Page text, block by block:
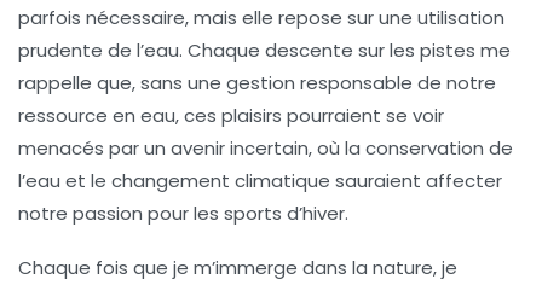
parfois nécessaire, mais elle repose sur une utilisation
prudente de l’eau. Chaque descente sur les pistes me
rappelle que, sans une gestion responsable de notre
ressource en eau, ces plaisirs pourraient se voir
menacés par un avenir incertain, où la conservation de
l’eau et le changement climatique sauraient affecter
notre passion pour les sports d’hiver.
Chaque fois que je m’immerge dans la nature, je